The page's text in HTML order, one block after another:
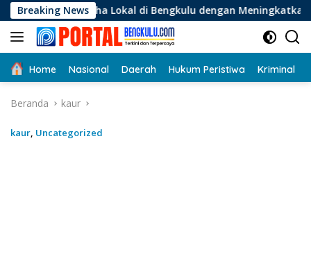
Langsung
ke
konten
Breaking News
Lokal di Bengkulu dengan Meningkatkan Ruang Publik dan
Home Nasional Daerah Hukum Peristiwa Kriminal
Beranda kaur
kaur, Uncategorized